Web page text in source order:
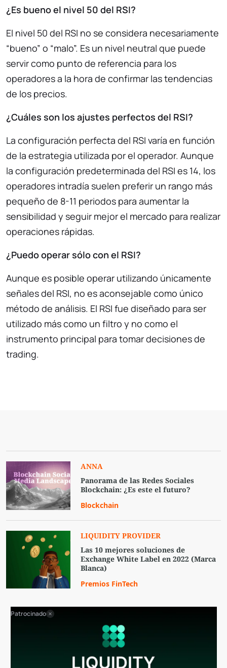
¿Es bueno el nivel 50 del RSI?
El nivel 50 del RSI no se considera necesariamente
“bueno” o “malo”. Es un nivel neutral que puede
servir como punto de referencia para los
operadores a la hora de confirmar las tendencias
de los precios.
¿Cuáles son los ajustes perfectos del RSI?
La configuración perfecta del RSI varía en función
de la estrategia utilizada por el operador. Aunque
la configuración predeterminada del RSI es 14, los
operadores intradía suelen preferir un rango más
pequeño de 8-11 periodos para aumentar la
sensibilidad y seguir mejor el mercado para realizar
operaciones rápidas.
¿Puedo operar sólo con el RSI?
Aunque es posible operar utilizando únicamente
señales del RSI, no es aconsejable como único
método de análisis. El RSI fue diseñado para ser
utilizado más como un filtro y no como el
instrumento principal para tomar decisiones de
trading.
ANNA
Panorama de las Redes Sociales
Blockchain: ¿Es este el futuro?
Blockchain
LIQUIDITY PROVIDER
Las 10 mejores soluciones de
Exchange White Label en 2022 (Marca
Blanca)
Premios FinTech
Patrocinado